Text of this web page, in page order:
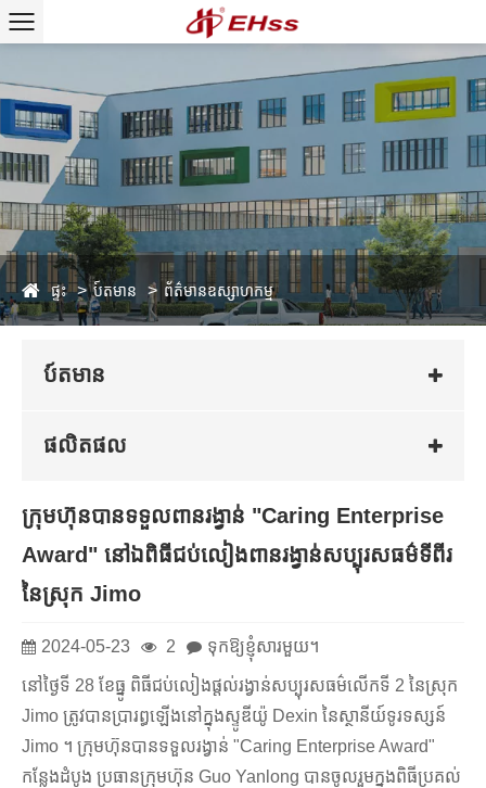
ផ្ទះ ប៍តមាន ព័ត៌មានឧស្សាហកម្ម
ប៍តមាន
ផលិតផល
ក្រុមហ៊ុនបានទទួលពានរង្វាន់ "Caring Enterprise
Award" នៅឯពិធីជប់លៀងពានរង្វាន់សប្បុរសធម៌ទីពីរ
នៃស្រុក Jimo
2024-05-23 2 ទុកឱ្យខ្ញុំសារមួយ។
នៅថ្ងៃទី 28 ខែធ្នូ ពិធីជប់លៀងផ្តល់រង្វាន់សប្បុរសធម៌លើកទី 2 នៃស្រុក
Jimo ត្រូវបានប្រារព្ធឡើងនៅក្នុងស្ទូឌីយ៉ូ Dexin នៃស្ថានីយ៍ទូរទស្សន៍
Jimo ។ ក្រុមហ៊ុនបានទទួលរង្វាន់ "Caring Enterprise Award"
កន្លែងដំបូង ប្រធានក្រុមហ៊ុន Guo Yanlong បានចូលរួមក្នុងពិធីប្រគល់